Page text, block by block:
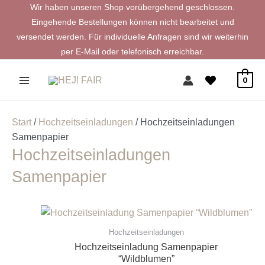
springen
Wir haben unseren Shop vorübergehend geschlossen.
Eingehende Bestellungen können nicht bearbeitet und
versendet werden. Für individuelle Anfragen sind wir weiterhin
per E-Mail oder telefonisch erreichbar.
0
Start / Hochzeitseinladungen / Hochzeitseinladungen
Samenpapier
Hochzeitseinladungen
Samenpapier
Hochzeitseinladungen
Hochzeitseinladung Samenpapier
“Wildblumen”